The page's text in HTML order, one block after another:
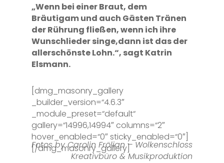
„Wenn bei einer Braut, dem
Bräutigam und auch Gästen Tränen
der Rührung fließen, wenn ich ihre
Wunschlieder singe,dann ist das der
allerschönste Lohn.“, sagt Katrin
Elsmann.
[dmg_masonry_gallery
_builder_version=“4.6.3″
_module_preset=“default“
gallery=“14996,14994″ columns=“2″
hover_enabled=“0″ sticky_enabled=“0″]
[/dmg_masonry_gallery]
Fotos by Carolin Frölian – Wolkenschloss
Kreativbüro & Musikproduktion